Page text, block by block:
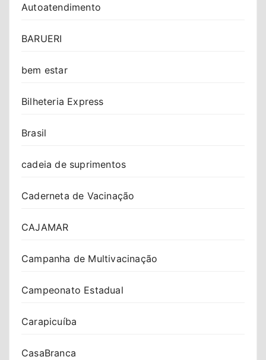
Autoatendimento
BARUERI
bem estar
Bilheteria Express
Brasil
cadeia de suprimentos
Caderneta de Vacinação
CAJAMAR
Campanha de Multivacinação
Campeonato Estadual
Carapicuíba
CasaBranca